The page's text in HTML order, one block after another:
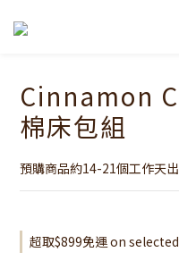
Cinnamon
棉床包組
預購商品約14-21個工作天出
超取$899免運 on